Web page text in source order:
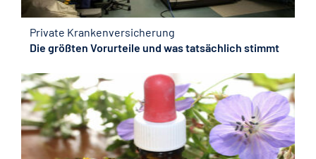
Private Krankenversicherung
Die größten Vorurteile und was tatsächlich stimmt